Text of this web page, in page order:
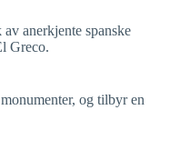
anerkjente spanske
Greco.
og tilbyr en